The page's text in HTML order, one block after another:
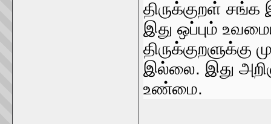
திருக்குறள்‌ சங்க
இது ஒப்பும்‌
இல்லை. இது
உண்மை.